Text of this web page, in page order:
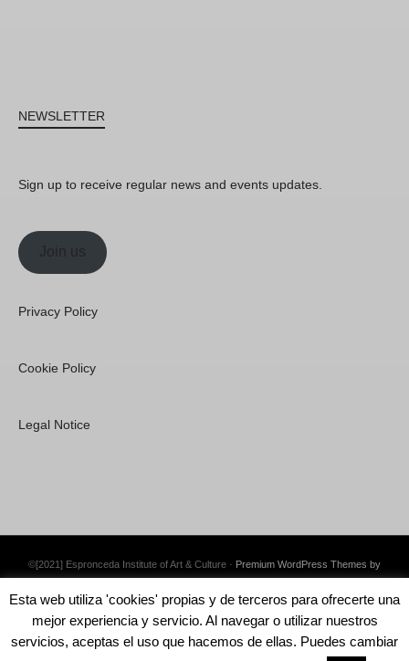
NEWSLETTER
Sign up to receive regular news and events updates.
Join us
Privacy Policy
Cookie Policy
Legal Notice
©[2021] Espronceda Institute of Art & Culture · Premium WordPress Themes by
Esta web utiliza 'cookies' propias y de terceros para ofrecerte una
mejor experiencia y servicio. Al navegar o utilizar nuestros
servicios, aceptas el uso que hacemos de ellas. Puedes cambiar